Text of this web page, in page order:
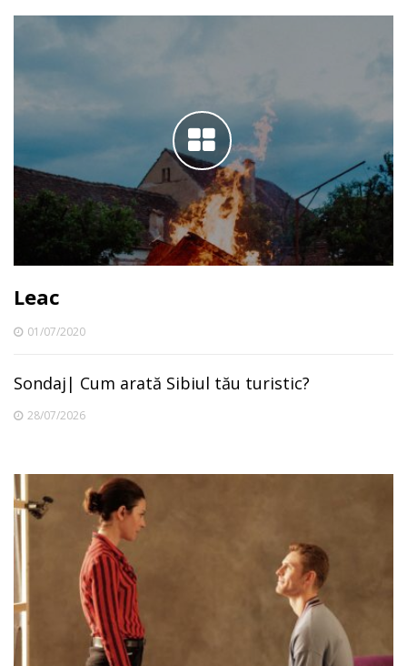
Leac
01/07/2020
Sondaj| Cum arată Sibiul tău turistic?
28/07/2026